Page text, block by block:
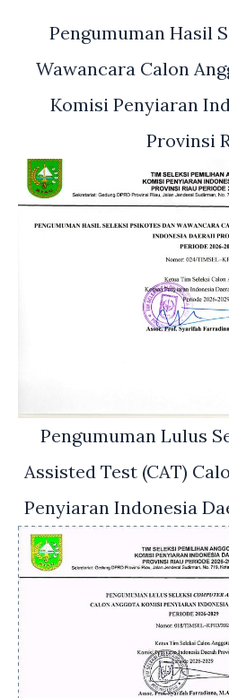
Pengumuman Hasil
Wawancara Calon
Komisi Penyiaran
Provinsi
Pengumuman Lulus
Assisted Test (CAT)
Penyiaran Indonesia